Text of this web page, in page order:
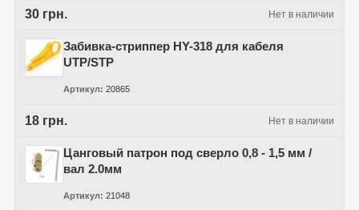
30 грн. Нет в наличии
Забивка-стриппер HY-318 для кабеля
UTP/STP
Артикул 20865
18 грн. Нет в наличии
Цанговый патрон под сверло 0,8 - 1,5 мм /
вал 2.0мм
Артикул 21048